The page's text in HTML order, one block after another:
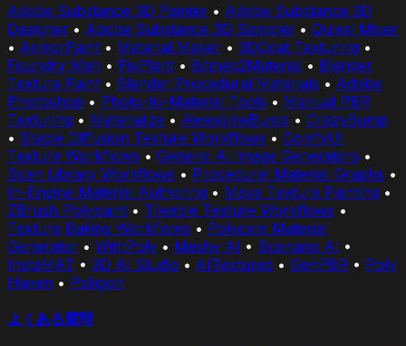
Adobe Substance 3D Painter • Adobe Substance 3D
Designer • Adobe Substance 3D Sampler • Quixel Mixer
• ArmorPaint • Material Maker • 3DCoat Texturing •
Foundry Mari • PixPlant • Bitmap2Material • Blender
Texture Paint • Blender Procedural Materials • Adobe
Photoshop • Photo-to-Material Tools • Manual PBR
Texturing • Materialize • AwesomeBump • CrazyBump
• Stable Diffusion Texture Workflows • ComfyUI
Texture Workflows • Generic AI Image Generators •
Scan Library Workflows • Procedural Material Graphs •
In-Engine Material Authoring • Maya Texture Painting •
ZBrush Polypaint • Tileable Texture Workflows •
Texture Baking Workflows • Polycam Material
Generator • WithPoly • Meshy AI • Scenario AI •
InstaMAT • 3D AI Studio • AITextured • GenPBR • Poly
Haven • Poliigon
よくある質問